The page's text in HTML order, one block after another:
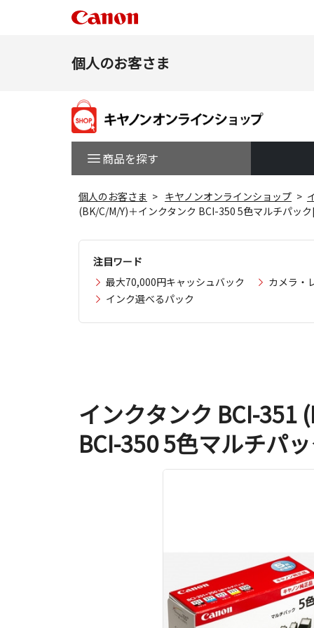
個人のお客さま
商品を探す
個人のお客さま キヤノンオンラインショップ
(BK/C/M/Y)＋インクタンク BCI-350 5色マルチパッ
注目ワード
最大70,000円キャッシュバック
カメラ・
インク選べるパック
インクタンク BCI-351
BCI-350 5色マルチパ